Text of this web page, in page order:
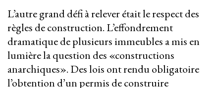
L’autre grand défi à relever était le respect des
règles de construction. L’effondrement
dramatique de plusieurs immeubles a mis en
lumière la question des «constructions
anarchiques». Des lois ont rendu obligatoire
l’obtention d’un permis de construire